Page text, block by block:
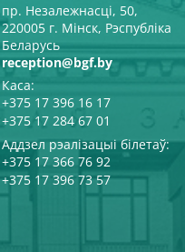
пр. Незалежнасці, 50,
220005 г. Мінск, Рэспубліка
Беларусь
reception@bgf.by
Каса:
+375 17 396 16 17
+375 17 284 67 01
Аддзел рэалізацыі білетаў:
+375 17 366 76 92
+375 17 396 73 57